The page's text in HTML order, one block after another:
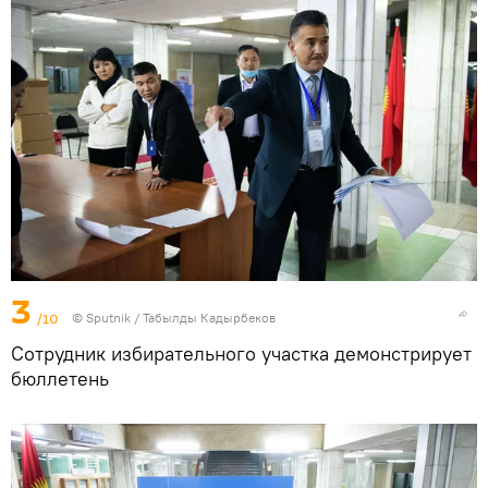
3 /10 © Sputnik / Табылды Кадырбеков
Сотрудник избирательного участка демонстрирует
бюллетень